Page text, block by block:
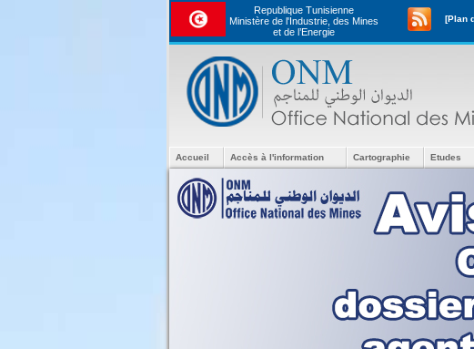
Republique Tunisienne
Ministère de l'Industrie, des Mines
et de l’Energie
[Plan
Accueil Accès à l'information Cartographie Etudes